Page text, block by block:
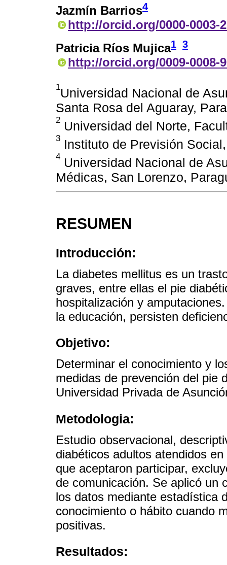
Jazmín Barrios4
http://orcid.org/0000-0003-
Patricia Ríos Mujica1 3
http://orcid.org/0009-0008-
1Universidad Nacional de
Santa Rosa del Aguaray,
2 Universidad del Norte,
3 Instituto de Previsión
4 Universidad Nacional de
Médicas, San Lorenzo,
RESUMEN
Introducción:
La diabetes mellitus es un
graves, entre ellas el pie
hospitalización y
la educación, persisten
Objetivo:
Determinar el conocimiento y
medidas de prevención del pie
Universidad Privada de
Metodologia:
Estudio observacional,
diabéticos adultos atendidos
que aceptaron participar,
de comunicación. Se aplicó un
los datos mediante estadística
conocimiento o hábito cuando
positivas.
Resultados: